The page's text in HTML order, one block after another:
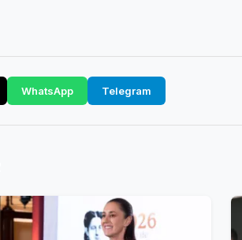
WhatsApp Telegram